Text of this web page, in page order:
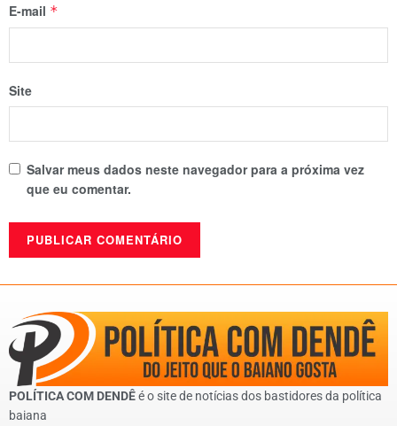
E-mail *
Site
Salvar meus dados neste navegador para a próxima vez
que eu comentar.
POLÍTICA COM DENDÊé o site de notícias dos bastidores da política
baiana